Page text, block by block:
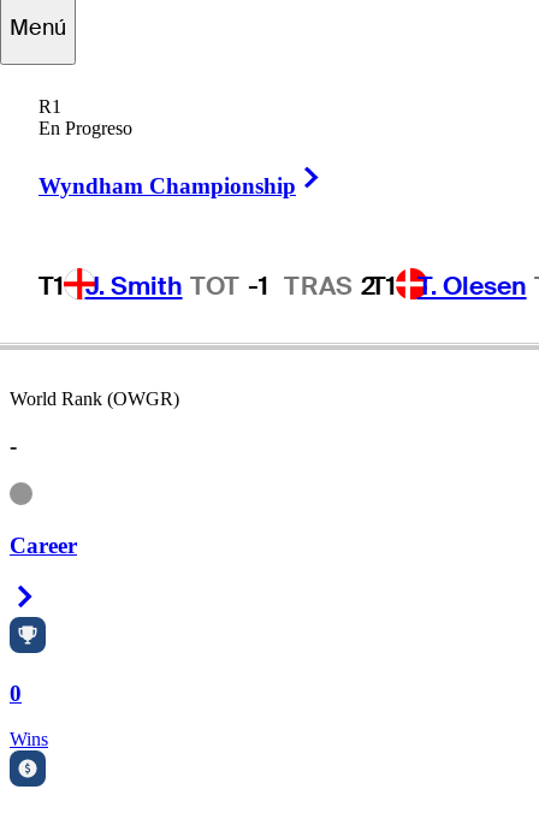
Menú
R1
En Progreso
Wyndham Championship
T1 J. Smith TOT -1 TRAS 2T1 T. Olesen
Billy
UNITED STATES
World Rank (OWGR)
-
Information
Career
0
Wins